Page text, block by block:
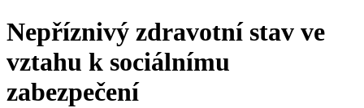
Nepříznivý zdravotní stav ve
vztahu k sociálnímu
zabezpečení